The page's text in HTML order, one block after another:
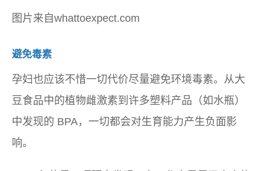
图片来自whattoexpect.com
避免毒素
孕妇也应该不惜一切代价尽量避免环境毒素。从大
豆食品中的植物雌激素到许多塑料产品（如水瓶）
中发现的 BPA，一切都会对生育能力产生负面影
响。